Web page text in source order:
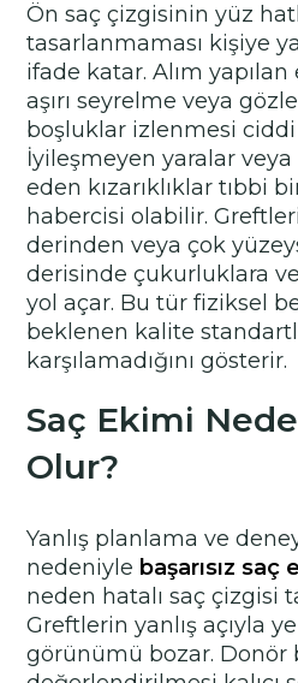
Ön saç çizgisinin yüz
tasarlanmaması kişiye
ifade katar. Alım
aşırı seyrelme veya
boşluklar izlenmesi
İyileşmeyen yaralar
eden kızarıklıklar tıbbi
habercisi olabilir.
derinden veya çok
derisinde çukurluklara
yol açar. Bu tür fiziksel
beklenen kalite
karşılamadığını gösterir.
Saç Ekimi
Olur?
Yanlış planlama ve
nedeniyle başarısız saç
neden hatalı saç çizgisi
Greftlerin yanlış açıyla
görünümü bozar. Donör